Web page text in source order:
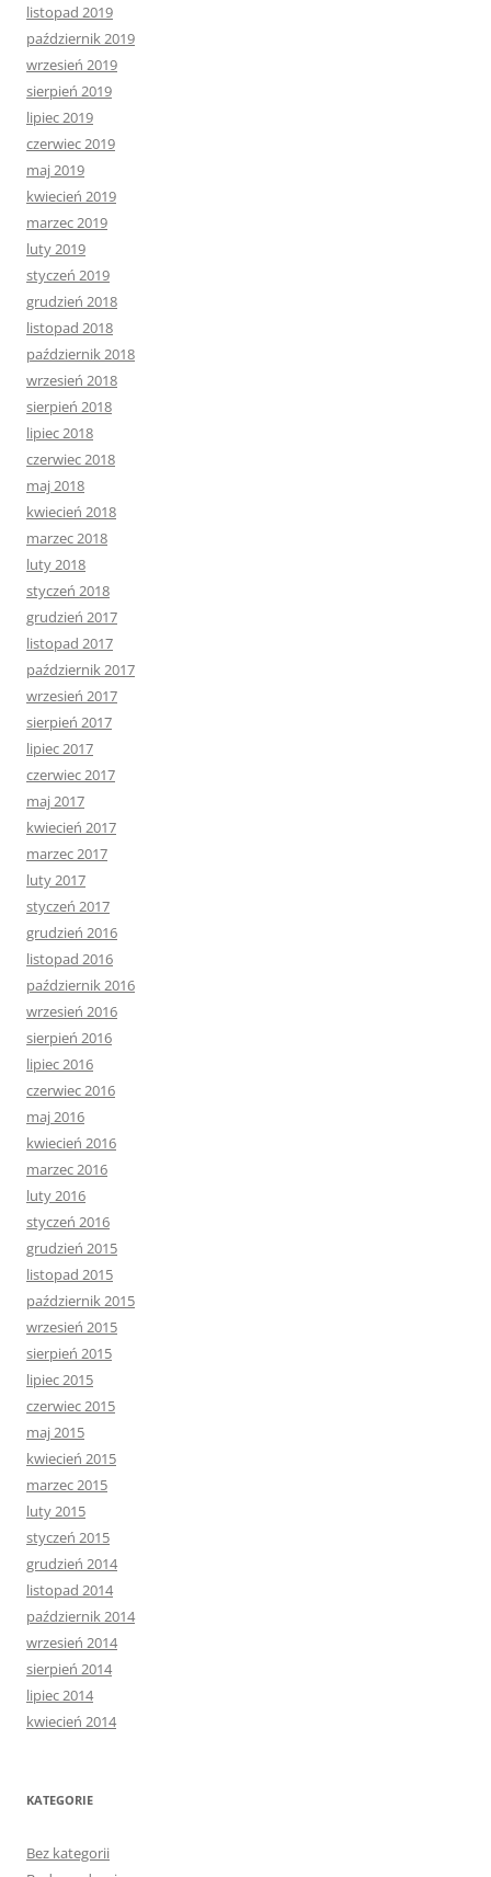
listopad 2019
październik 2019
wrzesień 2019
sierpień 2019
lipiec 2019
czerwiec 2019
maj 2019
kwiecień 2019
marzec 2019
luty 2019
styczeń 2019
grudzień 2018
listopad 2018
październik 2018
wrzesień 2018
sierpień 2018
lipiec 2018
czerwiec 2018
maj 2018
kwiecień 2018
marzec 2018
luty 2018
styczeń 2018
grudzień 2017
listopad 2017
październik 2017
wrzesień 2017
sierpień 2017
lipiec 2017
czerwiec 2017
maj 2017
kwiecień 2017
marzec 2017
luty 2017
styczeń 2017
grudzień 2016
listopad 2016
październik 2016
wrzesień 2016
sierpień 2016
lipiec 2016
czerwiec 2016
maj 2016
kwiecień 2016
marzec 2016
luty 2016
styczeń 2016
grudzień 2015
listopad 2015
październik 2015
wrzesień 2015
sierpień 2015
lipiec 2015
czerwiec 2015
maj 2015
kwiecień 2015
marzec 2015
luty 2015
styczeń 2015
grudzień 2014
listopad 2014
październik 2014
wrzesień 2014
sierpień 2014
lipiec 2014
kwiecień 2014
KATEGORIE
Bez kategorii